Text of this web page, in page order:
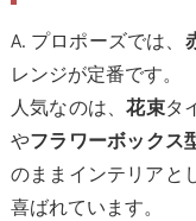
A. プロポーズでは、
レンジが定番です。
人気なのは、花束タ
やフラワーボックス
のままインテリアと
喜ばれています。